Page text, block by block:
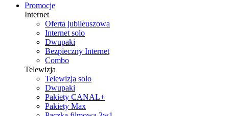
Promocje
Internet
Oferta jubileuszowa
Internet solo
Dwupaki
Bezpieczny Internet
Combo
Telewizja
Telewizja solo
Dwupaki
Pakiety CANAL+
Pakiety Max